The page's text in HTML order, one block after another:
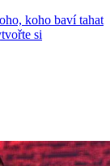
koho baví tahat
si